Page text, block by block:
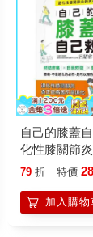
自己的膝蓋
化性膝關節
【暢銷增訂版
79 折 特價
加入購物